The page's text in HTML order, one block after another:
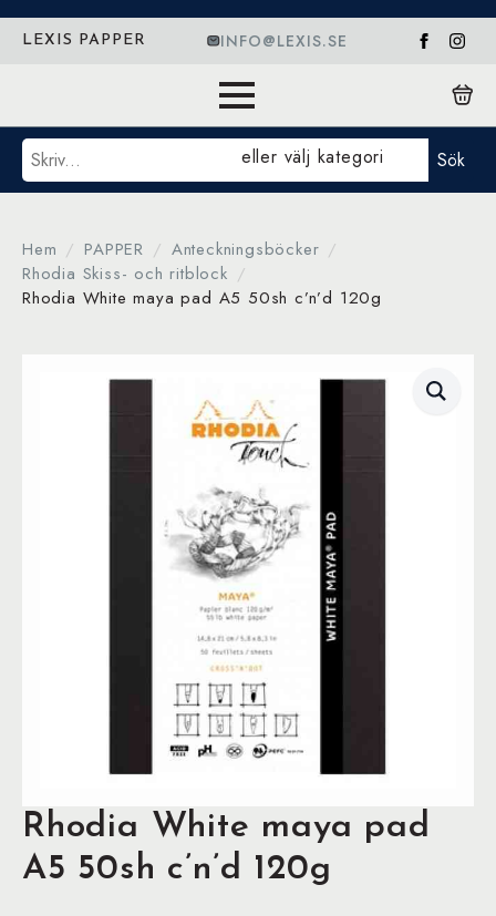
LEXIS PAPPER INFO@LEXIS.SE
Sök eller välj kategori Sök
Hem PAPPER
Anteckningsböcker
Rhodia Skiss- och ritblock
Rhodia White maya pad A5 50sh c’n’d 120g
Rhodia White maya pad
A5 50sh c’n’d 120g